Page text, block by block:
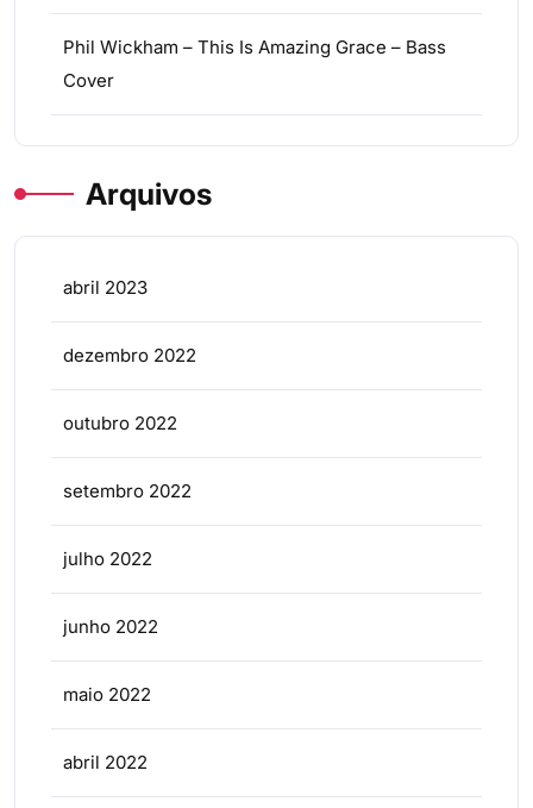
Phil Wickham – This Is Amazing Grace – Bass
Cover
Arquivos
abril 2023
dezembro 2022
outubro 2022
setembro 2022
julho 2022
junho 2022
maio 2022
abril 2022